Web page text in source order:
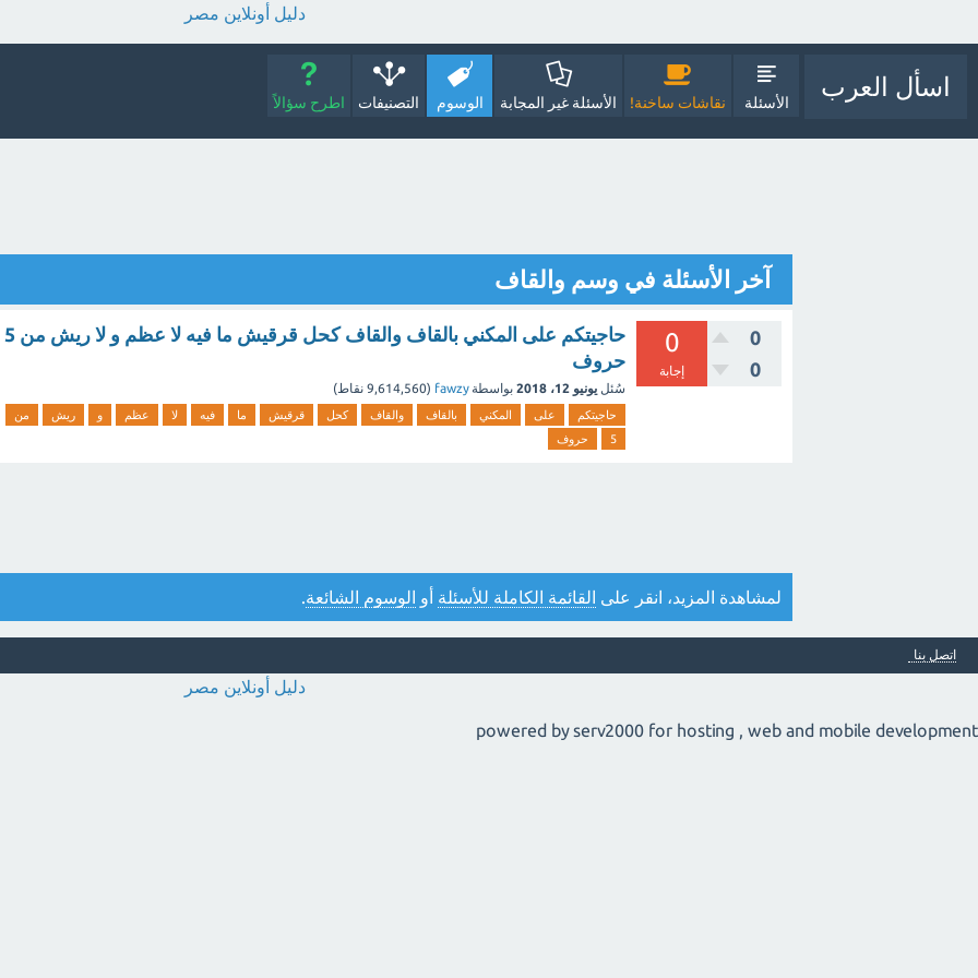
دليل أونلاين مصر
اسأل العرب
الأسئلة نقاشات ساخنة! الأسئلة غير المجابة الوسوم التصنيفات اطرح سؤالاً
آخر الأسئلة في وسم والقاف
0
0
0
إجابة
حاجيتكم على المكني بالقاف والقاف كحل قرقيش ما فيه لا عظم و لا ريش من 5
حروف
سُئل يونيو 12، 2018 بواسطةfawzy
(
9,614,560 نقاط)
حاجيتكم على المكني بالقاف والقاف كحل قرقيش ما فيه لا عظم و ريش
من
5
حروف
لمشاهدة المزيد، انقر على القائمة الكاملة للأسئلة أو الوسوم الشائعة.
اتصل بنا
دليل أونلاين مصر
powered by serv2000 for hosting , web and mobile development